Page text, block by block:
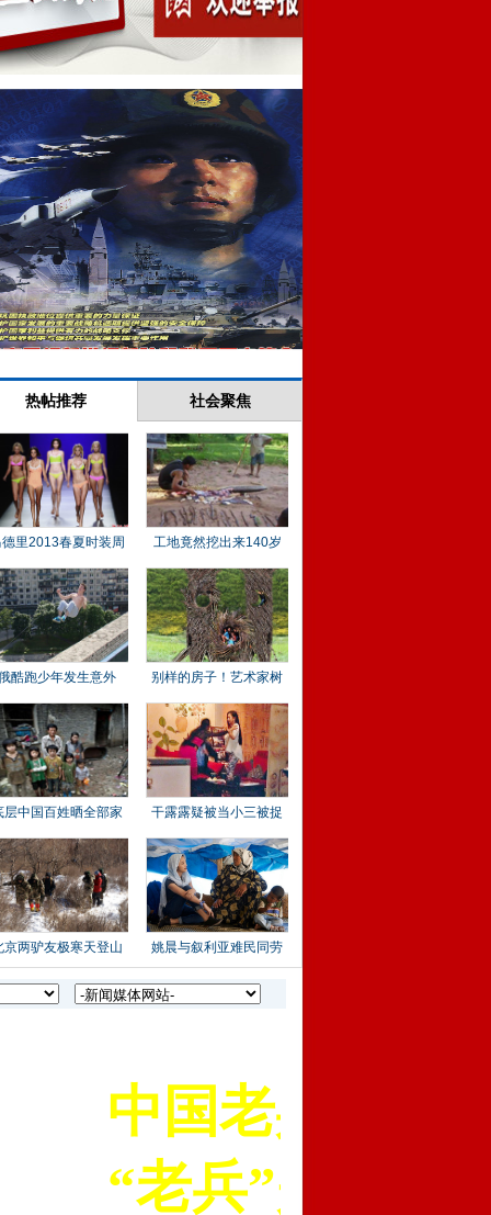
热帖推荐 社会聚焦
里2013春夏时装周 工地竟然挖出来140岁
酷跑少年发生意外
别样的房子！艺术家树
干
层中国百姓晒全部家 干露露疑被当小三被捉
京两驴友极寒天登山 姚晨与叙利亚难民同劳
中国老兵苑军网
“老兵”是我们一